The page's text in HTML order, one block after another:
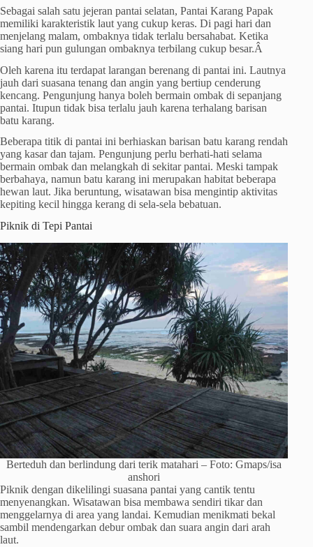
Sebagai salah satu jejeran pantai selatan, Pantai Karang Papak
memiliki karakteristik laut yang cukup keras. Di pagi hari dan
menjelang malam, ombaknya tidak terlalu bersahabat. Ketika
siang hari pun gulungan ombaknya terbilang cukup besar.Â
Oleh karena itu terdapat larangan berenang di pantai ini. Lautnya
jauh dari suasana tenang dan angin yang bertiup cenderung
kencang. Pengunjung hanya boleh bermain ombak di sepanjang
pantai. Itupun tidak bisa terlalu jauh karena terhalang barisan
batu karang.
Beberapa titik di pantai ini berhiaskan barisan batu karang rendah
yang kasar dan tajam. Pengunjung perlu berhati-hati selama
bermain ombak dan melangkah di sekitar pantai. Meski tampak
berbahaya, namun batu karang ini merupakan habitat beberapa
hewan laut. Jika beruntung, wisatawan bisa mengintip aktivitas
kepiting kecil hingga kerang di sela-sela bebatuan.
Piknik di Tepi Pantai
Berteduh dan berlindung dari terik matahari – Foto: Gmaps/isa
anshori
Piknik dengan dikelilingi suasana pantai yang cantik tentu
menyenangkan. Wisatawan bisa membawa sendiri tikar dan
menggelarnya di area yang landai. Kemudian menikmati bekal
sambil mendengarkan debur ombak dan suara angin dari arah
laut.